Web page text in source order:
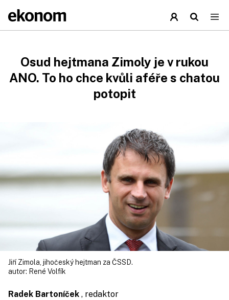
Osud hejtmana Zimoly je v rukou
ANO. To ho chce kvůli aféře s chatou
potopit
Jiří Zimola, jihočeský hejtman za ČSSD.
autor: René Volfík
Radek Bartoníček , redaktor